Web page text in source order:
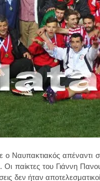
ο Ναυπακτιακός απέναντι
παίκτες του Γιάννη
δεν ήταν